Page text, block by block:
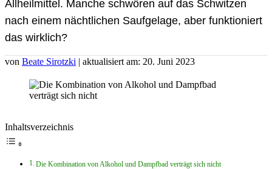
Allheilmittel. Manche schwören auf das Schwitzen
nach einem nächtlichen Saufgelage, aber funktioniert
das wirklich?
von Beate Sirotzki | aktualisiert am: 20. Juni 2023
Inhaltsverzeichnis
Die Kombination von Alkohol und Dampfbad verträgt sich nicht